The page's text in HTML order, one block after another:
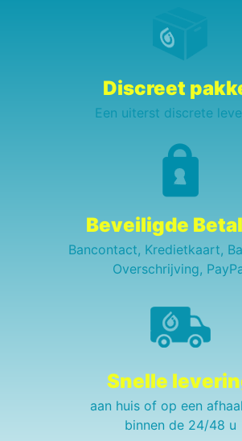
Discreet
Een uiterst discrete
Beveiligde
Bancontact, Kredietkaart,
Overschrijving,
Snelle
aan huis of op een
binnen de 24/48 u